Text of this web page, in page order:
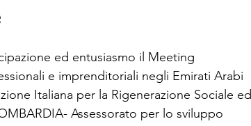
ed entusiasmo il Meeting
e imprenditoriali negli Emirati Arabi
Italiana per la Rigenerazione Sociale ed
Assessorato per lo sviluppo